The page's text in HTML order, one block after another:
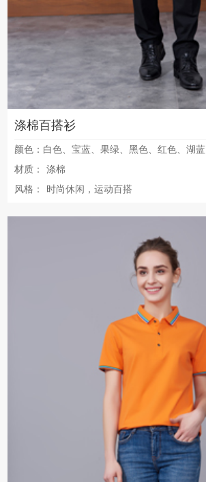
涤棉百搭衫
颜色：白色、宝蓝、果绿、黑色、红色、湖
材质：
涤棉
风格：
时尚休闲，运动百搭